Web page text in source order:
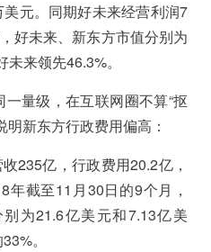
元。同期好未来经营利润7
好未来、新东方市值分别为
来领先46.3%。
量级，在互联网圈不算“抠
新东方行政费用偏高：
235亿，行政费用20.2亿，
年截至11月30日的9个月，
为21.6亿美元和7.13亿美
。